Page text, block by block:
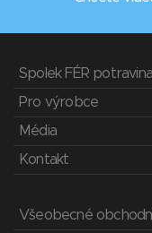
Spolek FÉR potravina
Pro výrobce
Média
Kontakt
Všeobecné